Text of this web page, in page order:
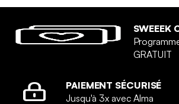
SWEEEK
GRATUIT
PAIEMENT SÉCURISÉ
Jusqu'à 3x avec Alma